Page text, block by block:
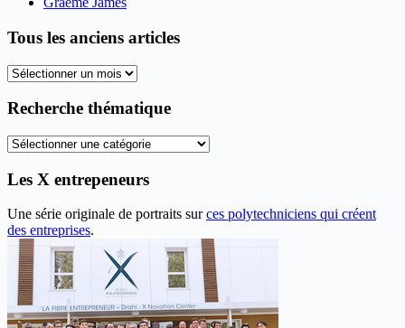
Tous les anciens articles
Tous
anciens
Recherche thématique
Recherche
Les X entrepeneurs
Une série originale de portraits surces polytechniciens qui créent
des entreprises.